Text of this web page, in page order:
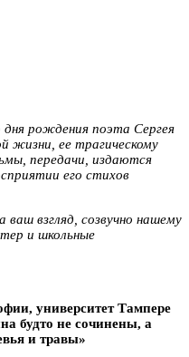
рождения поэта Сергея
жизни, ее трагическому
передачи, издаются
его стихов
взгляд, созвучно нашему
и школьные
университет Тампере
будто не сочинены, а
и травы»